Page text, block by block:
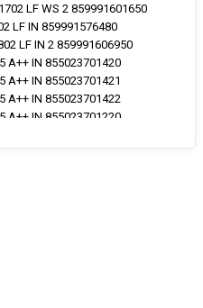
LF WS 2 859991601650
LF IN 859991576480
LF IN 2 859991606950
A++ IN 855023701420
A++ IN 855023701421
A++ IN 855023701422
A++ IN 855023701220
• 389SF A3+ IN EX 859991561280